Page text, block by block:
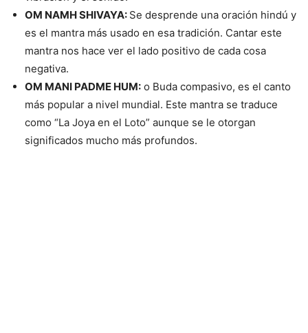
OM NAMH SHIVAYA: Se desprende una oración hindú y
es el mantra más usado en esa tradición. Cantar este
mantra nos hace ver el lado positivo de cada cosa
negativa.
OM MANI PADME HUM: o Buda compasivo, es el canto
más popular a nivel mundial. Este mantra se traduce
como “La Joya en el Loto” aunque se le otorgan
significados mucho más profundos.